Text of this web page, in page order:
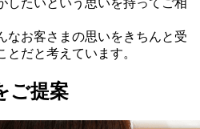
したいという思いを持ってご相
なお客さまの思いをきちんと受
だと考えています。
ご提案